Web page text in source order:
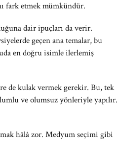
fark etmek mümkündür.
dair ipuçları da verir.
geçen ana temalar, bu
en doğru isimle ilerlemiş
de kulak vermek gerekir. Bu, tek
ve olumsuz yönleriyle yapılır.
hâlâ zor. Medyum seçimi gibi